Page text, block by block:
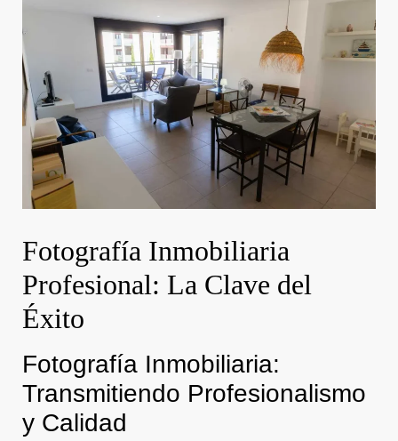
Fotografía Inmobiliaria
Profesional: La Clave del
Éxito
Fotografía Inmobiliaria:
Transmitiendo Profesionalismo
y Calidad